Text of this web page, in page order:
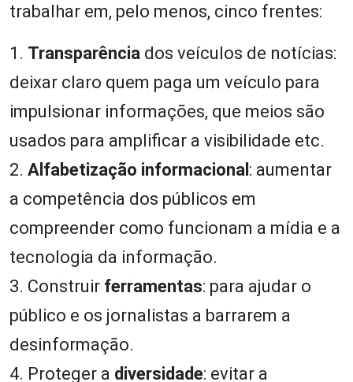
trabalhar em, pelo menos, cinco frentes:
1. Transparência dos veículos de notícias:
deixar claro quem paga um veículo para
impulsionar informações, que meios são
usados para amplificar a visibilidade etc.
2. Alfabetização informacional : aumentar
a competência dos públicos em
compreender como funcionam a mídia e a
tecnologia da informação.
3. Construir ferramentas: para ajudar o
público e os jornalistas a barrarem a
desinformação.
4. Proteger a diversidade: evitar a